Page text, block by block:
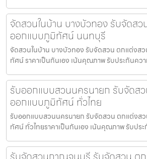
จัดสวนในบ้าน บางบัวทอง รับจัดส
ออกแบบภูมิทัศน์ นนทบุรี
จัดสวนในบ้าน บางบัวทอง รับจัดสวน ตกแต่งส
ทัศน์ ราคาเป็นกันเอง เน้นคุณภาพ รับประกันคว
รับออกแบบสวนนครนายก รับจัดส
ออกแบบภูมิทัศน์ ทั่วไทย
รับออกแบบสวนนครนายก รับจัดสวน ตกแต่งส
ทัศน์ ทั่วไทยราคาเป็นกันเอง เน้นคุณภาพ รับปร